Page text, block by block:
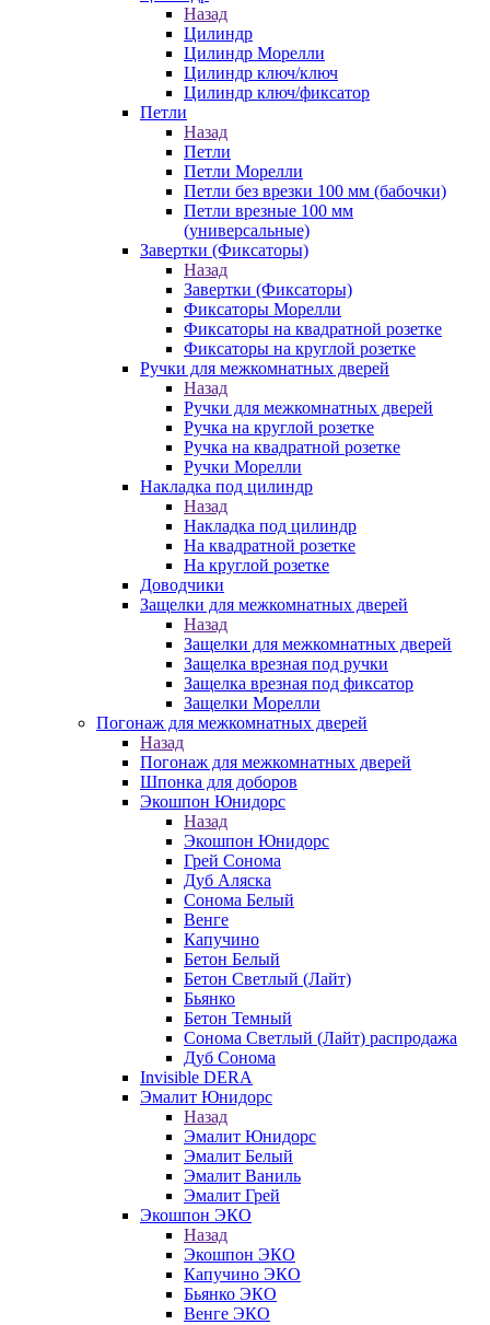
Назад
Цилиндр
Цилиндр Морелли
Цилиндр ключ/ключ
Цилиндр ключ/фиксатор
Петли
Назад
Петли
Петли Морелли
Петли без врезки 100 мм (бабочки)
Петли врезные 100 мм
(универсальные)
Завертки (Фиксаторы)
Назад
Завертки (Фиксаторы)
Фиксаторы Морелли
Фиксаторы на квадратной розетке
Фиксаторы на круглой розетке
Ручки для межкомнатных дверей
Назад
Ручки для межкомнатных дверей
Ручка на круглой розетке
Ручка на квадратной розетке
Ручки Морелли
Накладка под цилиндр
Назад
Накладка под цилиндр
На квадратной розетке
На круглой розетке
Доводчики
Защелки для межкомнатных дверей
Назад
Защелки для межкомнатных дверей
Защелка врезная под ручки
Защелка врезная под фиксатор
Защелки Морелли
Погонаж для межкомнатных дверей
Назад
Погонаж для межкомнатных дверей
Шпонка для доборов
Экошпон Юнидорс
Назад
Экошпон Юнидорс
Грей Сонома
Дуб Аляска
Сонома Белый
Венге
Капучино
Бетон Белый
Бетон Светлый (Лайт)
Бьянко
Бетон Темный
Сонома Светлый (Лайт) распродажа
Дуб Сонома
Invisible DERA
Эмалит Юнидорс
Назад
Эмалит Юнидорс
Эмалит Белый
Эмалит Ваниль
Эмалит Грей
Экошпон ЭКО
Назад
Экошпон ЭКО
Капучино ЭКО
Бьянко ЭКО
Венге ЭКО